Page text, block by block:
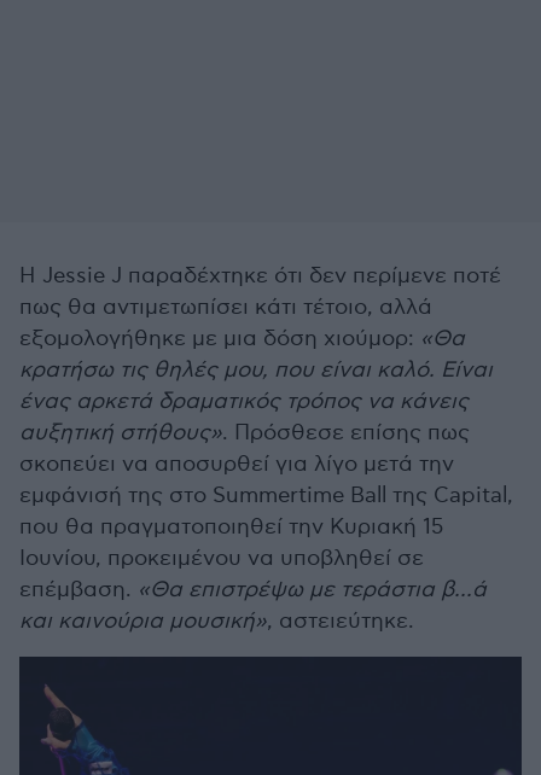
Η Jessie J παραδέχτηκε ότι δεν περίμενε ποτέ
πως θα αντιμετωπίσει κάτι τέτοιο, αλλά
εξομολογήθηκε με μια δόση χιούμορ: «Θα
κρατήσω τις θηλές μου, που είναι καλό. Είναι
ένας αρκετά δραματικός τρόπος να κάνεις
αυξητική στήθους». Πρόσθεσε επίσης πως
σκοπεύει να αποσυρθεί για λίγο μετά την
εμφάνισή της στο Summertime Ball της Capital,
που θα πραγματοποιηθεί την Κυριακή 15
Ιουνίου, προκειμένου να υποβληθεί σε
επέμβαση. «Θα επιστρέψω με τεράστια β...ά
και καινούρια μουσική», αστειεύτηκε.